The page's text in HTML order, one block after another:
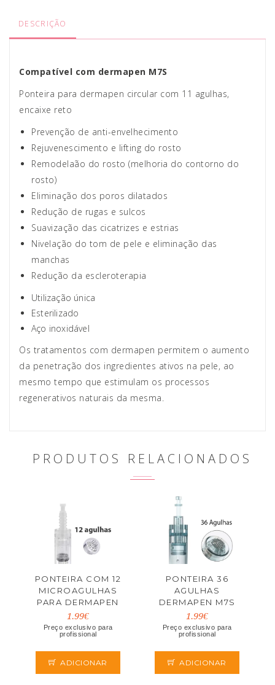
DESCRIÇÃO
Compatível com dermapen M7S
Ponteira para dermapen circular com 11 agulhas,
encaixe reto
Prevenção de anti-envelhecimento
Rejuvenescimento e lifting do rosto
Remodelaão do rosto (melhoria do contorno do
rosto)
Eliminação dos poros dilatados
Redução de rugas e sulcos
Suavização das cicatrizes e estrias
Nivelação do tom de pele e eliminação das
manchas
Redução da escleroterapia
Utilização única
Esterilizado
Aço inoxidável
Os tratamentos com dermapen permitem o aumento
da penetração dos ingredientes ativos na pele, ao
mesmo tempo que estimulam os processos
regenerativos naturais da mesma.
PRODUTOS RELACIONADOS
PONTEIRA COM 12
MICROAGULHAS
PARA DERMAPEN
1.99€
Preço exclusivo para
profissional
ADICIONAR
PONTEIRA 36
AGULHAS
DERMAPEN M7S
1.99€
Preço exclusivo para
profissional
ADICIONAR